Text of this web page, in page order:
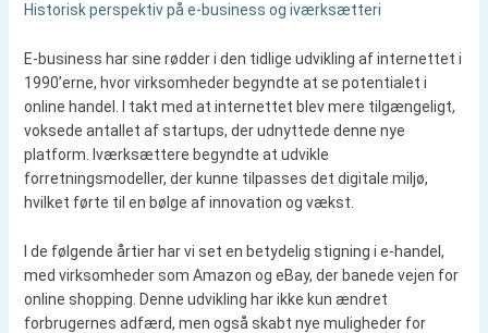
Historisk perspektiv på e-business og iværksætteri
E-business har sine rødder i den tidlige udvikling af internettet i
1990’erne, hvor virksomheder begyndte at se potentialet i
online handel. I takt med at internettet blev mere tilgængeligt,
voksede antallet af startups, der udnyttede denne nye
platform. Iværksættere begyndte at udvikle
forretningsmodeller, der kunne tilpasses det digitale miljø,
hvilket førte til en bølge af innovation og vækst.
I de følgende årtier har vi set en betydelig stigning i e-handel,
med virksomheder som Amazon og eBay, der banede vejen for
online shopping. Denne udvikling har ikke kun ændret
forbrugernes adfærd, men også skabt nye muligheder for